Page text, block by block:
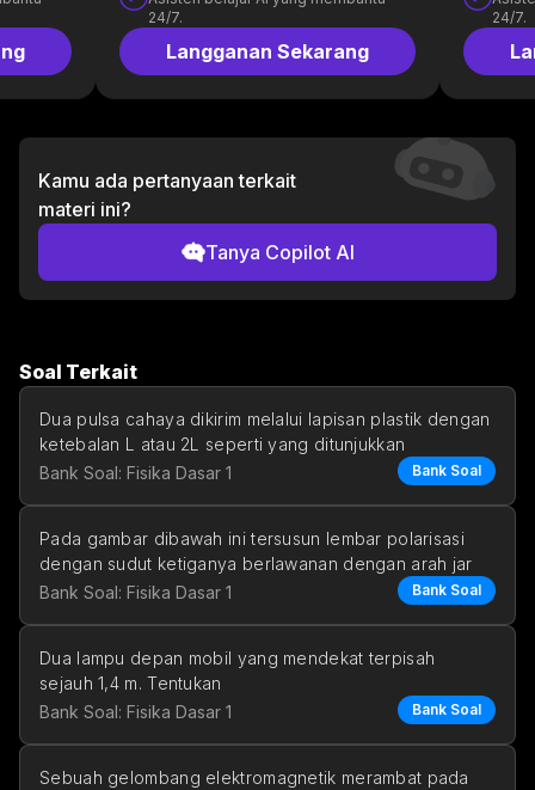
24/7.
Langganan Sekarang
24/7.
Kamu ada pertanyaan terkait
materi ini?
Tanya Copilot AI
Soal Terkait
Dua pulsa cahaya dikirim melalui lapisan plastik dengan
ketebalan L atau 2L seperti yang ditunjukkan
Bank Soal: Fisika Dasar 1
Bank Soal
Pada gambar dibawah ini tersusun lembar polarisasi
dengan sudut ketiganya berlawanan dengan arah jar
Bank Soal: Fisika Dasar 1
Bank Soal
Dua lampu depan mobil yang mendekat terpisah
sejauh 1,4 m. Tentukan
jarak maksimum seh
Bank Soal: Fisika Dasar 1 Bank Soal
Sebuah gelombang elektromagnetik merambat pada